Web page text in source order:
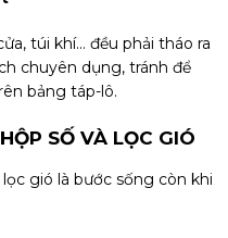
túi khí... đều phải tháo ra
chuyên dụng, tránh để
bảng táp-lô.
SỐ VÀ LỌC GIÓ
gió là bước sống còn khi